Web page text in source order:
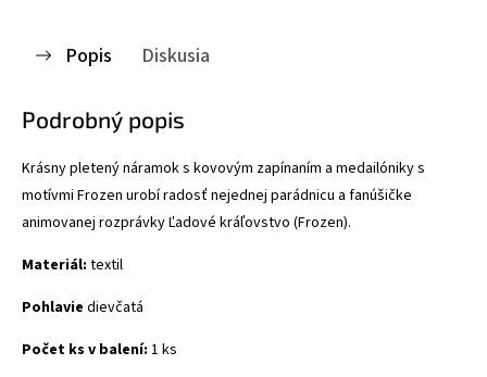
Popis Diskusia
Podrobný popis
Krásny pletený náramok s kovovým zapínaním a medailóniky s
motívmi Frozen urobí radosť nejednej parádnicu a fanúšičke
animovanej rozprávky Ľadové kráľovstvo (Frozen).
Materiál: textil
Pohlavie dievčatá
Počet ks v balení: 1 ks